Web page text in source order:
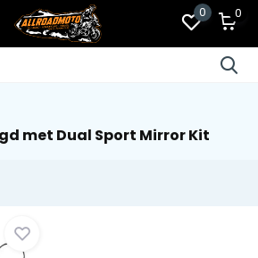
0 0
met Dual Sport Mirror Kit